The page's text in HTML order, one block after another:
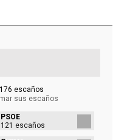
176 escaños
sus escaños
PSOE
121 escaños